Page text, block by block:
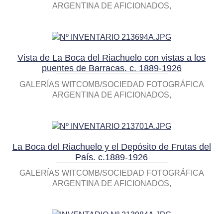
ARGENTINA DE AFICIONADOS
Vista de La Boca del Riachuelo con vistas a los
puentes de Barracas. c. 1889-1926
GALERÍAS WITCOMB/SOCIEDAD FOTOGRÁFICA
ARGENTINA DE AFICIONADOS
La Boca del Riachuelo y el Depósito de Frutas del
País. c.1889-1926
GALERÍAS WITCOMB/SOCIEDAD FOTOGRÁFICA
ARGENTINA DE AFICIONADOS